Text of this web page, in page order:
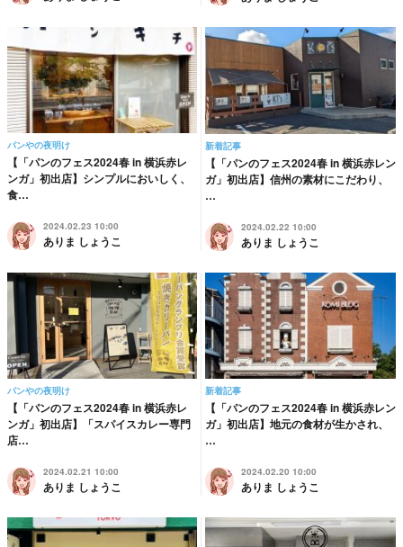
パンやの夜明け
【「パンのフェス2024春 in 横浜赤レ
ンガ」初出店】シンプルにおいしく、
食…
2024.02.23 10:00
ありま しょうこ
新着記事
【「パンのフェス2024春 in 横浜赤レン
ガ」初出店】信州の素材にこだわり、
…
2024.02.22 10:00
ありま しょうこ
パンやの夜明け
【「パンのフェス2024春 in 横浜赤レ
ンガ」初出店】「スパイスカレー専門
店…
2024.02.21 10:00
ありま しょうこ
新着記事
【「パンのフェス2024春 in 横浜赤レン
ガ」初出店】地元の食材が生かされ、
…
2024.02.20 10:00
ありま しょうこ